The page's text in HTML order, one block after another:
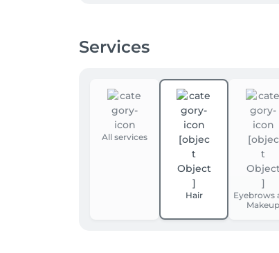
Services
All services
Hair
Eyebrows
Makeup